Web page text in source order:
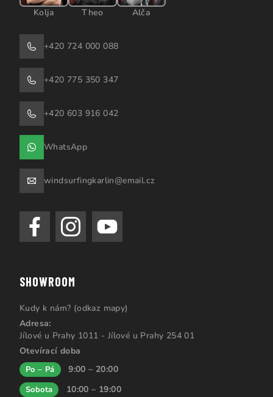
Kolja Theo Alča
+420 724 000 088
+420 775 350 347
+420 603 916 042
WhatsApp
windsurfingkarlin@email.cz
SHOWROOM
Kudy k nám? (odkaz mapy)
Adresa:
Jílové u Prahy 1011 - Jílové u Prahy 254 01
Otevírací doba
Po – Pá 9:00 – 20:00
Sobota 10:00 – 19:00